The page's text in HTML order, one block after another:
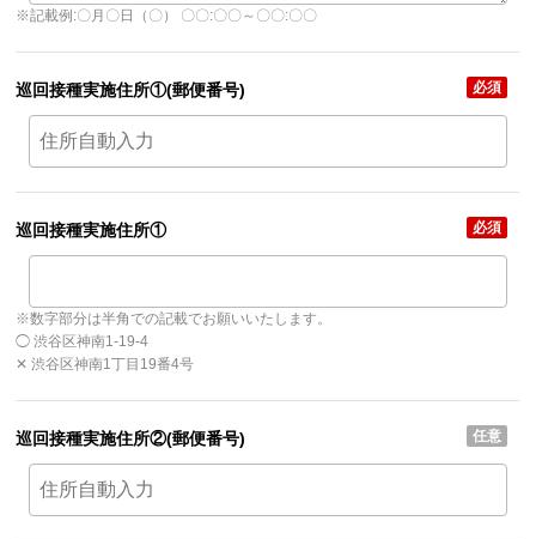
※記載例:〇月〇日（〇） 〇〇:〇〇～〇〇:〇〇
巡回接種実施住所①(郵便番号) 必須
巡回接種実施住所① 必須
※数字部分は半角での記載でお願いいたします。
◯ 渋谷区神南1-19-4
✕ 渋谷区神南1丁目19番4号
巡回接種実施住所②(郵便番号) 任意